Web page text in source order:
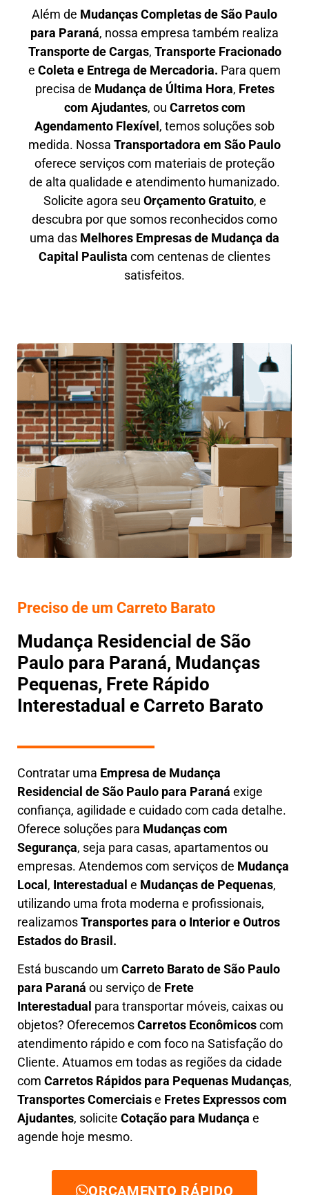
Além de Mudanças Completas de São Paulo
para Paraná, nossa empresa também realiza
Transporte de Cargas, Transporte Fracionado
e Coleta e Entrega de Mercadoria. Para quem
precisa de Mudança de Última Hora, Fretes
com Ajudantes, ou Carretos com
Agendamento Flexível , temos soluções sob
medida. Nossa Transportadora em São Paulo
oferece serviços com materiais de proteção
de alta qualidade e atendimento humanizado.
Solicite agora seu Orçamento Gratuito, e
descubra por que somos reconhecidos como
uma das Melhores Empresas de Mudança da
Capital Paulista com centenas de clientes
satisfeitos.
Preciso de um Carreto Barato
Mudança Residencial de São
Paulo para Paraná, Mudanças
Pequenas, Frete Rápido
Interestadual e Carreto Barato
Contratar uma Empresa de Mudança
Residencial de São Paulo para Paraná exige
confiança, agilidade e cuidado com cada detalhe.
Oferece soluções para Mudanças com
Segurança, seja para casas, apartamentos ou
empresas. Atendemos com serviços de Mudança
Local, Interestadual e Mudanças de Pequenas,
utilizando uma frota moderna e profissionais,
realizamosTransportes para o Interior e Outros
Estados do Brasil.
Está buscando um Carreto Baratode São Paulo
para Paraná ou serviço de Frete
Interestadual para transportar móveis, caixas ou
objetos? OferecemosCarretos Econômicoscom
atendimento rápido e com foco na Satisfação do
Cliente. Atuamos em todas as regiões da cidade
com Carretos Rápidos para Pequenas Mudanças,
TransportesComerciaise Fretes Expressos com
Ajudantes, solicite Cotação para Mudança e
agende hoje mesmo.
ORÇAMENTO RÁPIDO